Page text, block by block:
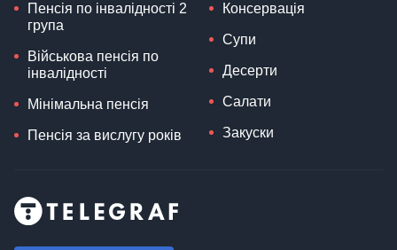
Пенсія по інвалідності 2
група
Військова пенсія по
інвалідності
Мінімальна пенсія
Пенсія за вислугу років
Консервація
Супи
Десерти
Салати
Закуски